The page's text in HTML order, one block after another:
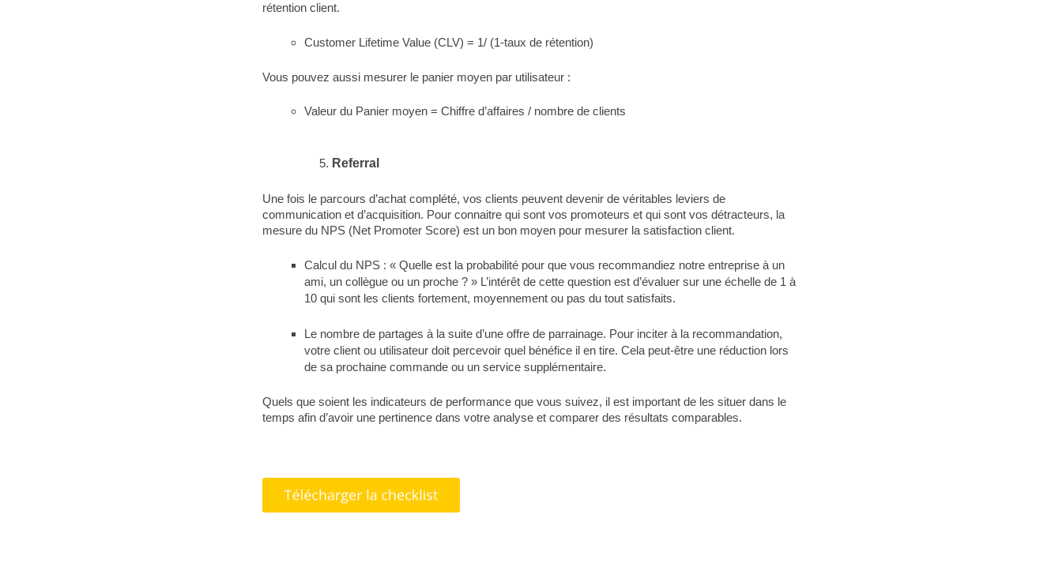
rétention client.
Customer Lifetime Value (CLV) = 1/ (1-taux de rétention)
Vous pouvez aussi mesurer le panier moyen par utilisateur :
Valeur du Panier moyen = Chiffre d’affaires / nombre de clients
Referral
Une fois le parcours d’achat complété, vos clients peuvent devenir de véritables leviers de
communication et d’acquisition. Pour connaitre qui sont vos promoteurs et qui sont vos détracteurs, la
mesure du NPS (Net Promoter Score) est un bon moyen pour mesurer la satisfaction client.
Calcul du NPS : « Quelle est la probabilité pour que vous recommandiez notre entreprise à un
ami, un collègue ou un proche ? » L’intérêt de cette question est d’évaluer sur une échelle de 1 à
10 qui sont les clients fortement, moyennement ou pas du tout satisfaits.
Le nombre de partages à la suite d’une offre de parrainage. Pour inciter à la recommandation,
votre client ou utilisateur doit percevoir quel bénéfice il en tire. Cela peut-être une réduction lors
de sa prochaine commande ou un service supplémentaire.
Quels que soient les indicateurs de performance que vous suivez, il est important de les situer dans le
temps afin d’avoir une pertinence dans votre analyse et comparer des résultats comparables.